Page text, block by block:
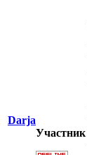
Darja
Участник